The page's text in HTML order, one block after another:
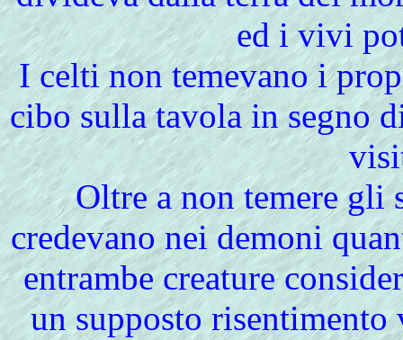
ed i vivi
I celti non temevano i
cibo sulla tavola in segno
Oltre a non temere
credevano nei demoni
entrambe creature
un supposto